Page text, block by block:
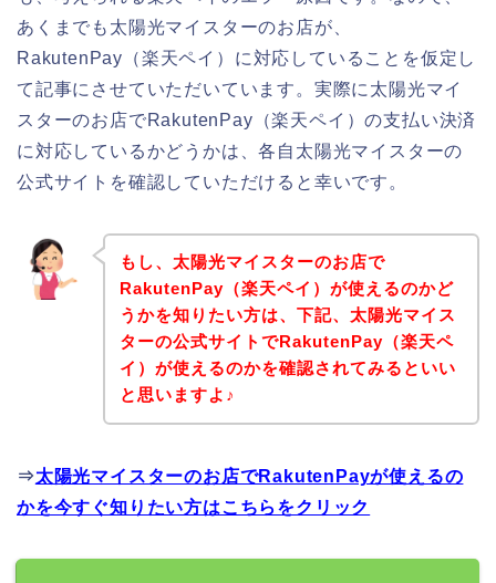
あくまでも太陽光マイスターのお店が、
RakutenPay（楽天ペイ）に対応していることを仮定し
て記事にさせていただいています。実際に太陽光マイ
スターのお店でRakutenPay（楽天ペイ）の支払い決済
に対応しているかどうかは、各自太陽光マイスターの
公式サイトを確認していただけると幸いです。
もし、太陽光マイスターのお店で
RakutenPay（楽天ペイ）が使えるのかど
うかを知りたい方は、下記、太陽光マイス
ターの公式サイトでRakutenPay（楽天ペ
イ）が使えるのかを確認されてみるといい
と思いますよ♪
⇒太陽光マイスターのお店でRakutenPayが使えるの
かを今すぐ知りたい方はこちらをクリック